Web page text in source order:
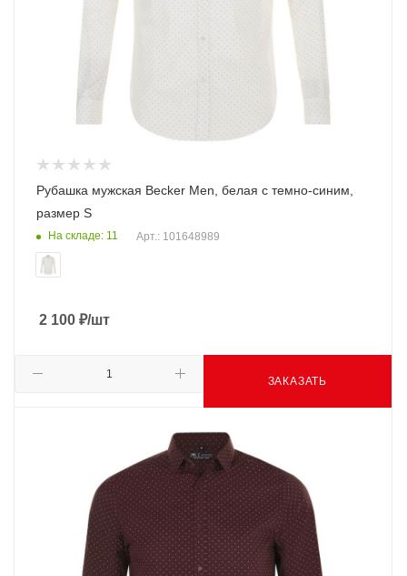
Рубашка мужская Becker Men, белая с темно-синим,
размер S
На складе: 11 Арт.: 101648989
2 100 ₽/шт
ЗАКАЗАТЬ